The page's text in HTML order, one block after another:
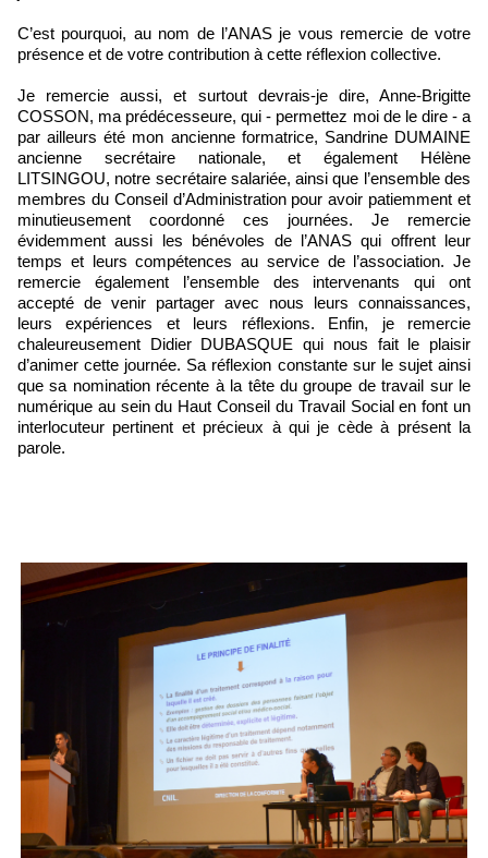
C’est pourquoi, au nom de l’ANAS je vous remercie de votre
présence et de votre contribution à cette réflexion collective.
Je remercie aussi, et surtout devrais-je dire, Anne-Brigitte
COSSON, ma prédécesseure, qui - permettez moi de le dire - a
par ailleurs été mon ancienne formatrice, Sandrine DUMAINE
ancienne secrétaire nationale, et également Hélène
LITSINGOU, notre secrétaire salariée, ainsi que l’ensemble des
membres du Conseil d’Administration pour avoir patiemment et
minutieusement coordonné ces journées. Je remercie
évidemment aussi les bénévoles de l’ANAS qui offrent leur
temps et leurs compétences au service de l’association. Je
remercie également l’ensemble des intervenants qui ont
accepté de venir partager avec nous leurs connaissances,
leurs expériences et leurs réflexions. Enfin, je remercie
chaleureusement Didier DUBASQUE qui nous fait le plaisir
d’animer cette journée. Sa réflexion constante sur le sujet ainsi
que sa nomination récente à la tête du groupe de travail sur le
numérique au sein du Haut Conseil du Travail Social en font un
interlocuteur pertinent et précieux à qui je cède à présent la
parole.